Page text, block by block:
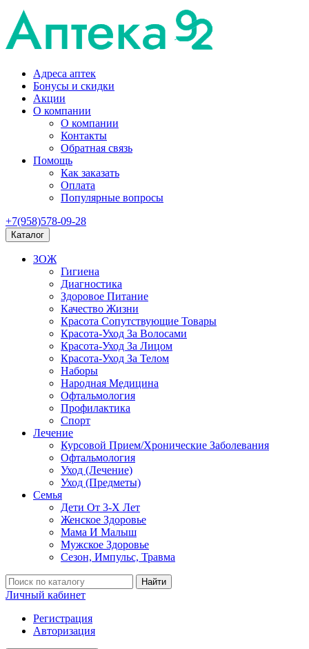
Адреса аптек
Бонусы и скидки
Акции
О компании
О компании
Контакты
Обратная связь
Помощь
Как заказать
Оплата
Популярные вопросы
+7(958)578-09-28
Каталог
ЗОЖ
Гигиена
Диагностика
Здоровое Питание
Качество Жизни
Красота Сопутствующие Товары
Красота-Уход За Волосами
Красота-Уход За Лицом
Красота-Уход За Телом
Наборы
Народная Медицина
Офтальмология
Профилактика
Спорт
Лечение
Курсовой Прием/Хронические Заболевания
Офтальмология
Уход (Лечение)
Уход (Предметы)
Семья
Дети От 3-Х Лет
Женское Здоровье
Мама И Малыш
Мужское Здоровье
Сезон, Импульс, Травма
Найти
Личный кабинет
Регистрация
Авторизация